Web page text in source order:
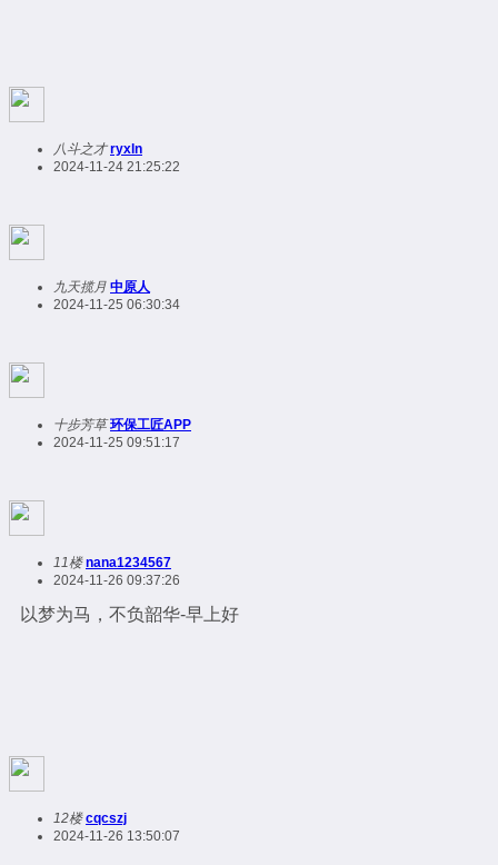
八斗之才 ryxln
2024-11-24 21:25:22
九天揽月 中原人
2024-11-25 06:30:34
十步芳草 环保工匠APP
2024-11-25 09:51:17
11楼 nana1234567
2024-11-26 09:37:26
以梦为马，不负韶华-早上好
12楼 cqcszj
2024-11-26 13:50:07